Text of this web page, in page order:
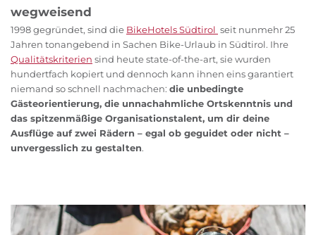
wegweisend
1998 gegründet, sind die BikeHotels Südtirol seit nunmehr 25
Jahren tonangebend in Sachen Bike-Urlaub in Südtirol. Ihre
Qualitätskriterien sind heute state-of-the-art, sie wurden
hundertfach kopiert und dennoch kann ihnen eins garantiert
niemand so schnell nachmachen: die unbedingte
Gästeorientierung, die unnachahmliche Ortskenntnis und
das spitzenmäßige Organisationstalent, um dir deine
Ausflüge auf zwei Rädern – egal ob geguidet oder nicht –
unvergesslich zu gestalten.